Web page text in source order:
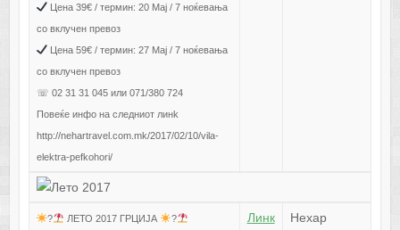
Цена 39€ / термин: 20 Мај / 7 ноќевања
со вклучен превоз
Цена 59€ / термин: 27 Мај / 7 ноќевања
со вклучен превоз
☏ 02 31 31 045 или 071/380 724
Повеќе инфо на следниот линk
http://nehartravel.com.mk/2017/02/10/vila-
elektra-pefkohori/
? ЛЕТО 2017 ГРЦИЈА ? Линк
Нехар